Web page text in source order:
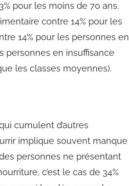
pour les moins de 70 ans.
contre 14% pour les
14% pour les personnes en
personnes en insuffisance
les classes moyennes).
cumulent d’autres
implique souvent manque
personnes ne présentant
c’est le cas de 34%